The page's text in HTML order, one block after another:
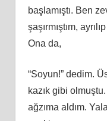
başlamıştı. Ben
şaşırmıştım,
Ona da,
“Soyun!” dedim.
kazık gibi
ağzıma aldım.